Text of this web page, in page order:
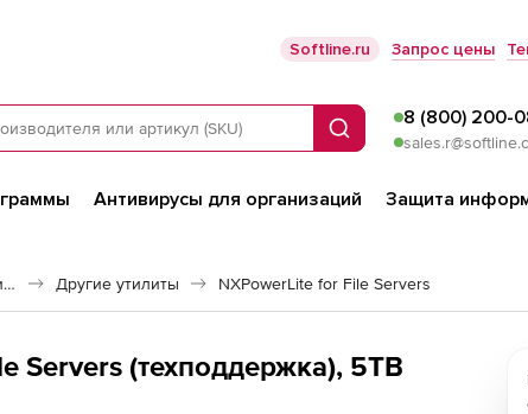
Softline.ru Запрос цены
Поиск
8 (800) 200-
Антивирусы для организаций Защита
Программное обеспечение для работы с файлами и дисками Другие утилиты NXPowerLite for File Servers
Servers (техподдержка), 5TB